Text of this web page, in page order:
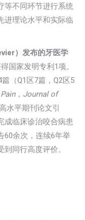
等不同环节进行系统
进理论水平和实际临
）发布的牙医学
国家发明专利1项。
（Q1区7篇，Q2区5
Pain，Journal of
水平期刊论文引
成临床诊治咬合病患
60余次，连续6年举
同行高度评价。